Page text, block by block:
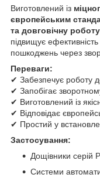
Виготовлений із
європейським
та довговічну роботу
підвищує
пошкоджень через
Переваги:
✔ Забезпечує роботу
✔ Запобігає
✔ Виготовлений із
✔ Відповідає
✔ Простий у
Застосування:
Дощівники серій
Системи